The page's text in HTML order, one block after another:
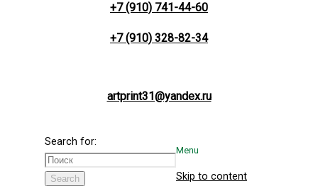
+7 (910) 741-44-60
+7 (910) 328-82-34
artprint31@yandex.ru
Search for:
Search
Menu
Skip to content